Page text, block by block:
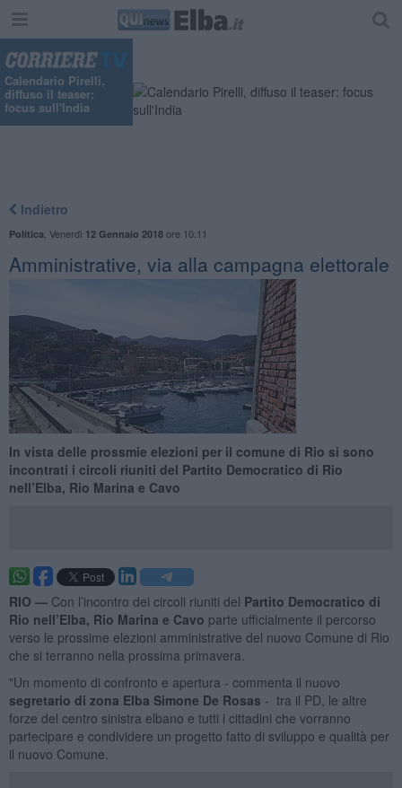
Calendario Pirelli,
diffuso il teaser:
focus sull'India
Indietro
Politica Venerdì 12 Gennaio 2018ore 10:11
Amministrative, via alla campagna elettorale
In vista delle prossmie elezioni per il comune di Rio si sono
incontrati i circoli riuniti del Partito Democratico di Rio
nell’Elba, Rio Marina e Cavo
RIO — Con l’incontro dei circoli riuniti del Partito Democratico di
Rio nell’Elba, Rio Marina e Cavo parte ufficialmente il percorso
verso le prossime elezioni amministrative del nuovo Comune di Rio
che si terranno nella prossima primavera.
"Un momento di confronto e apertura - commenta il nuovo
segretario di zona Elba Simone De Rosas - tra il PD, le altre
forze del centro sinistra elbano e tutti i cittadini che vorranno
partecipare e condividere un progetto fatto di sviluppo e qualità per
il nuovo Comune.